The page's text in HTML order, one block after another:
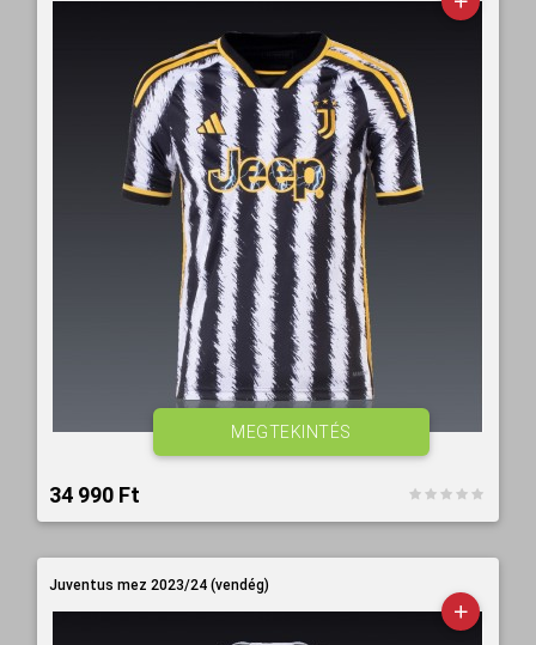
34 990 Ft‎
MEGTEKINTÉS
Juventus mez 2023/24 (vendég)